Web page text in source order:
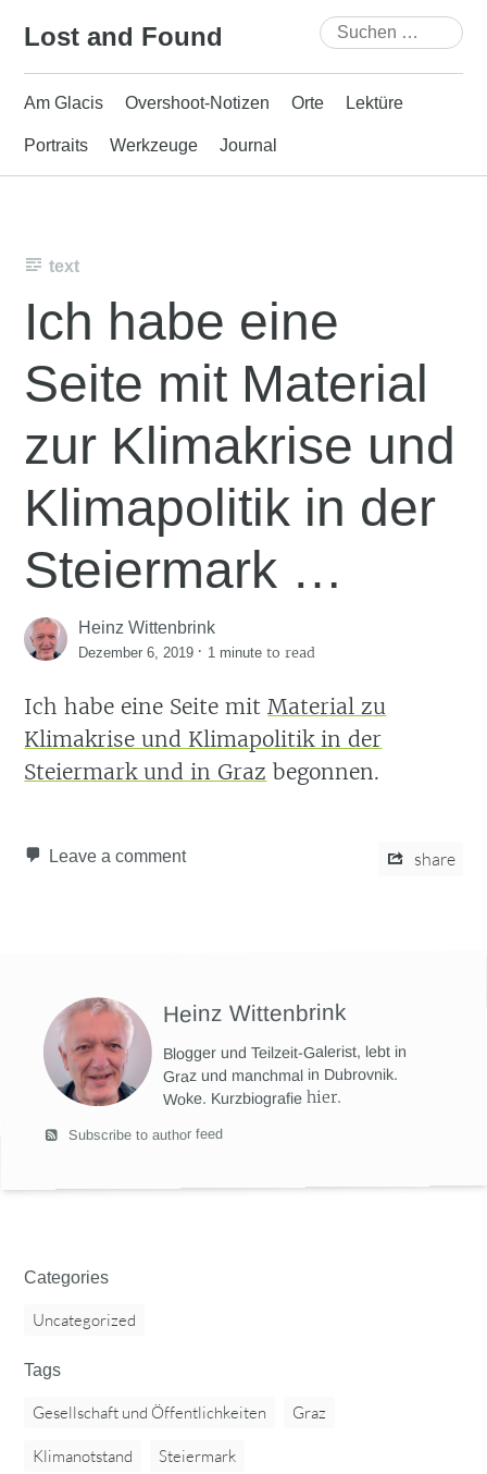
Lost and Found
Suchen
nach:
Am Glacis Overshoot-Notizen Orte Lektüre
Portraits Werkzeuge Journal
text
Ich habe eine
Seite mit Material
zur Klimakrise und
Klimapolitik in der
Steiermark …
Heinz Wittenbrink
Dezember 6, 2019 · 1 minute to read
Ich habe eine Seite mitMaterial zu
Klimakrise und Klimapolitik in der
Steiermark und in Graz begonnen.
Leave a comment share
Heinz Wittenbrink
Blogger und Teilzeit-Galerist, lebt in
Graz und manchmal in Dubrovnik.
Woke. Kurzbiografiehier.
Subscribe to author feed
Categories
Uncategorized
Tags
Gesellschaft und Öffentlichkeiten Graz
Klimanotstand Steiermark